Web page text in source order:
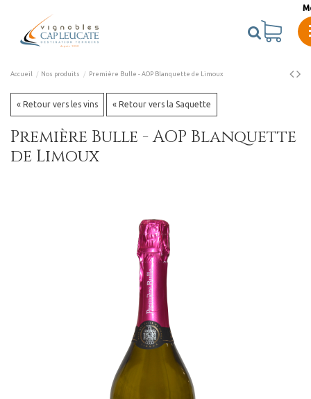
Accueil Nos produits Première Bulle - AOP Blanquette de Limoux
« Retour vers les vins « Retour vers la Saquette
Première Bulle - AOP Blanquette
de Limoux